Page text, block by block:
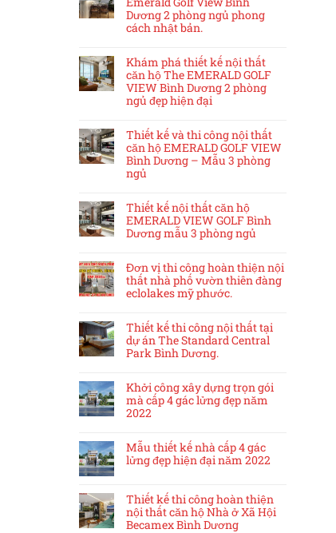
Dương 2 phòng ngủ phong
cách nhật bản.
Khám phá thiết kế nội thất
căn hộ The EMERALD GOLF
VIEW Bình Dương 2 phòng
ngủ đẹp hiện đại
Thiết kế và thi công nội thất
căn hộ EMERALD GOLF VIEW
Bình Dương – Mẫu 3 phòng
ngủ
Thiết kế nội thất căn hộ
EMERALD VIEW GOLF Bình
Dương mẫu 3 phòng ngủ
Đơn vị thi công hoàn thiện nội
thất nhà phố vườn thiên đàng
eclolakes mỹ phước.
Thiết kế thi công nội thất tại
dự án The Standard Central
Park Bình Dương.
Khởi công xây dựng trọn gói
mà cấp 4 gác lửng đẹp năm
2022
Mẫu thiết kế nhà cấp 4 gác
lửng đẹp hiện đại năm 2022
Thiết kế thi công hoàn thiện
nội thất căn hộ Nhà ở Xã Hội
Becamex Bình Dương